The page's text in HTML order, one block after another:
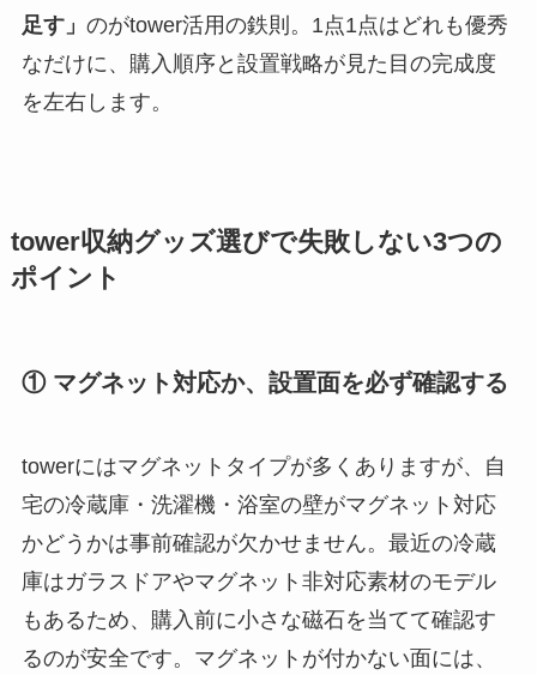
足す」 のがtower活用の鉄則。1点1点はどれも優秀
なだけに、購入順序と設置戦略が見た目の完成度
を左右します。
tower収納グッズ選びで失敗しない3つの
ポイント
① マグネット対応か、設置面を必ず確認する
towerにはマグネットタイプが多くありますが、自
宅の冷蔵庫・洗濯機・浴室の壁がマグネット対応
かどうかは事前確認が欠かせません。最近の冷蔵
庫はガラスドアやマグネット非対応素材のモデル
もあるため、購入前に小さな磁石を当てて確認す
るのが安全です。マグネットが付かない面には、